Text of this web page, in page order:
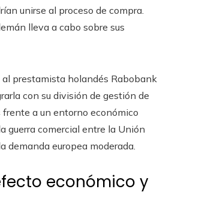
unirse al proceso de compra.
lleva a cabo sobre sus
prestamista holandés Rabobank
con su división de gestión de
a un entorno económico
guerra comercial entre la Unión
demanda europea moderada.
económico y